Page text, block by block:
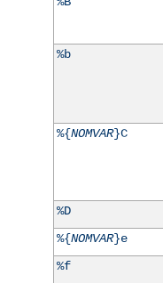
%b
%{NOMVAR}C
%D
%{NOMVAR}e
%f